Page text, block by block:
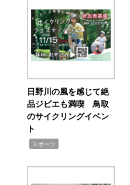
日野川の風を感じて絶
品ジビエも満喫 鳥取
のサイクリングイベン
ト
スポーツ